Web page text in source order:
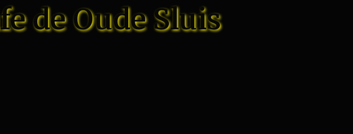
de Oude Sluis